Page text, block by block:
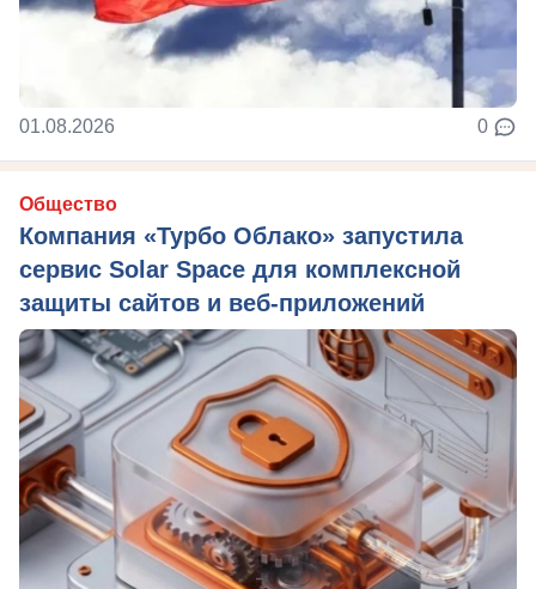
01.08.2026 0
Общество
Компания «Турбо Облако» запустила
сервис Solar Space для комплексной
защиты сайтов и веб-приложений